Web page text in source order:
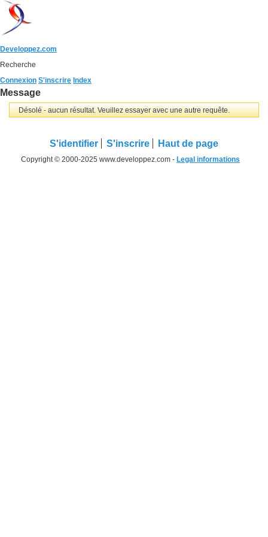
Developpez.com
Recherche
Connexion S'inscrire Index
Message
Désolé - aucun résultat. Veuillez essayer avec une autre requête.
S'identifier S'inscrire Haut de page
Copyright © 2000-2025 www.developpez.com - Legal informations